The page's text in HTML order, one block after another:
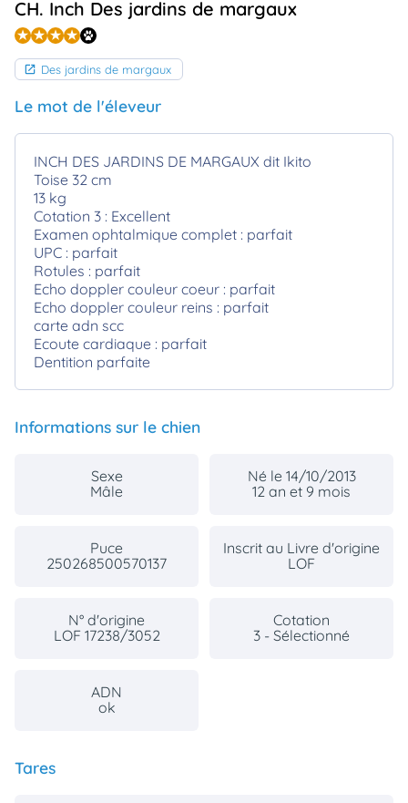
Connexion
CH. Inch Des jardins de margaux
Des jardins de margaux
Le mot de l'éleveur
INCH DES JARDINS DE MARGAUX dit Ikito
Toise 32 cm
13 kg
Cotation 3 : Excellent
Examen ophtalmique complet : parfait
UPC : parfait
Rotules : parfait
Echo doppler couleur coeur : parfait
Echo doppler couleur reins : parfait
carte adn scc
Ecoute cardiaque : parfait
Dentition parfaite
Informations sur le chien
Sexe
Mâle
Né le 14/10/2013
12 an et 9 mois
Puce
250268500570137
Inscrit au Livre d'origine
LOF
N° d'origine
LOF 17238/3052
Cotation
3 - Sélectionné
ADN
ok
Tares